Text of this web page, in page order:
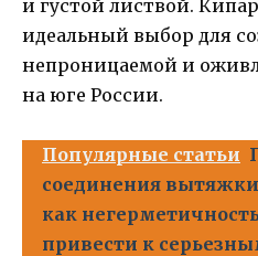
и густой листвой.
идеальный выбор для
непроницаемой и
на юге России.
Популярные статьи
соединения
как
привести к